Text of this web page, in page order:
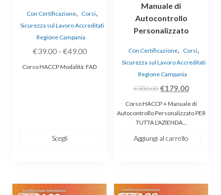
Con Certificazione Corsi
Sicurezza sul Lavoro Accreditati
Regione Campania
€39.00 - €49.00Fascia
Corso HACCP Modalità: FAD
Scegli
pagina
del
prodotto
Manuale di
Autocontrollo
Personalizzato
Con Certificazione Corsi
Sicurezza sul Lavoro Accreditati
Regione Campania
€300.00Il
originale
era:
€300.00.
€179.00Il
prezzo
attuale
Corso HACCP + Manuale di
Autocontrollo Personalizzato PER
TUTTA L'AZIENDA…
Aggiungi al carrello